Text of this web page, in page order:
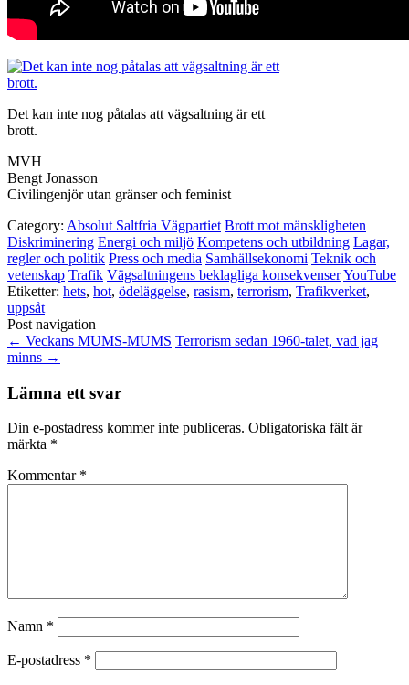
Det kan inte nog påtalas att vägsaltning är ett
brott.
MVH
Bengt Jonasson
Civilingenjör utan gränser och feminist
Category: Absolut Saltfria Vägpartiet Brott mot mänskligheten
Diskriminering Energi och miljö Kompetens och utbildning Lagar,
regler och politik Press och media Samhällsekonomi Teknik och
vetenskap Trafik Vägsaltningens beklagliga konsekvenserYouTube
Etiketter: hets, hot, ödeläggelse, rasism, terrorism, Trafikverket,
uppsåt
Post navigation
← Veckans MUMS-MUMS Terrorism sedan 1960-talet, vad jag
minns →
Lämna ett svar
Din e-postadress kommer inte publiceras. Obligatoriska fält är
märkta *
Kommentar *
Namn *
E-postadress *